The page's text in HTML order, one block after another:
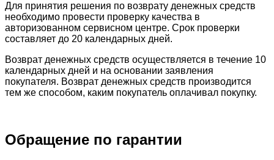
Для принятия решения по возврату денежных средств
необходимо провести проверку качества в
авторизованном сервисном центре. Срок проверки
составляет до 20 календарных дней.
Возврат денежных средств осуществляется в течение 10
календарных дней и на основании заявления
покупателя. Возврат денежных средств производится
тем же способом, каким покупатель оплачивал покупку.
Обращение по гарантии